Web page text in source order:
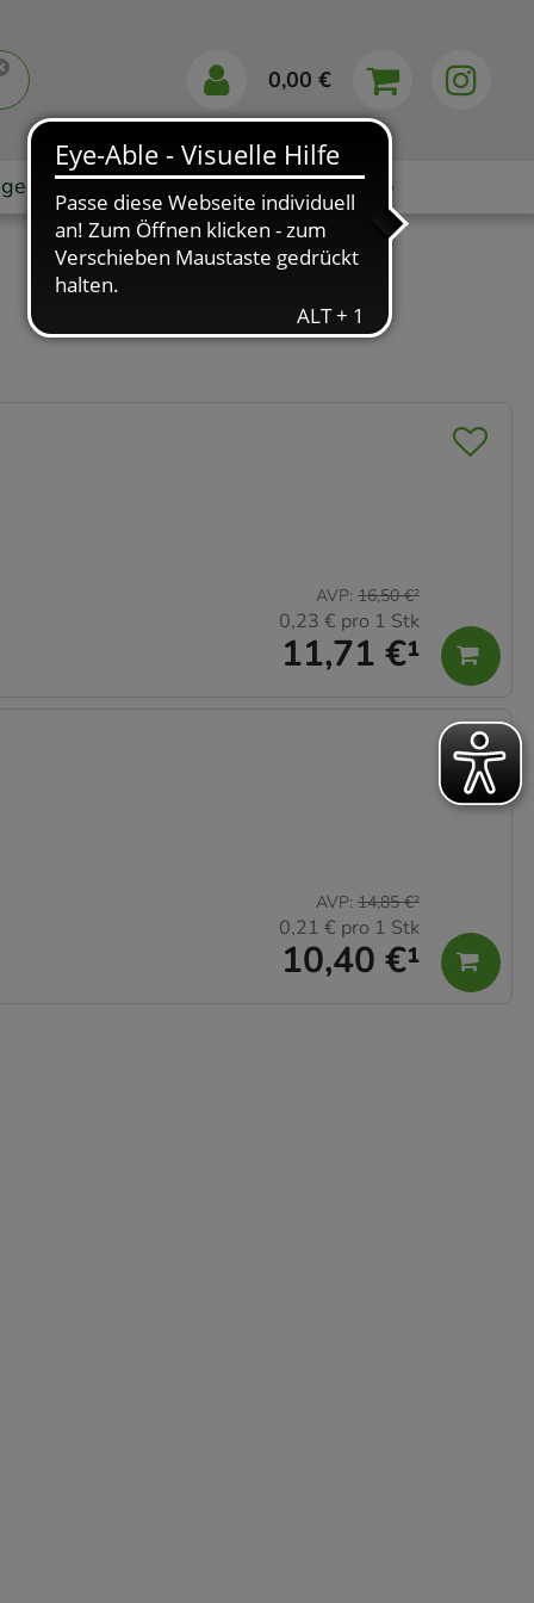
0,00 €
Markenshops Ratgeber App
11,71 €¹
AVP: 16,50 €²
0,23 € pro 1 Stk
10,40 €¹
AVP: 14,85 €²
0,21 € pro 1 Stk